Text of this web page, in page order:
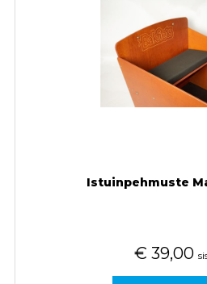
Istuinpehmuste
€ 39,00